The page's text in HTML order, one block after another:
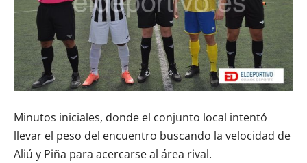
Minutos iniciales, donde el conjunto local intentó
llevar el peso del encuentro buscando la velocidad de
Aliú y Piña para acercarse al área rival.